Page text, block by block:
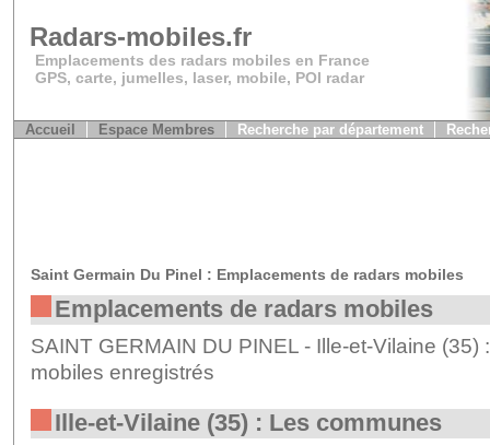
Radars-mobiles.fr
Emplacements des radars mobiles en France
GPS, carte, jumelles, laser, mobile, POI radar
Accueil Espace Membres Recherche par département
Saint Germain Du Pinel : Emplacements de radars mobiles
Emplacements de radars mobiles
SAINT GERMAIN DU PINEL - Ille-et-Vilaine (35)
mobiles enregistrés
Ille-et-Vilaine (35) : Les communes